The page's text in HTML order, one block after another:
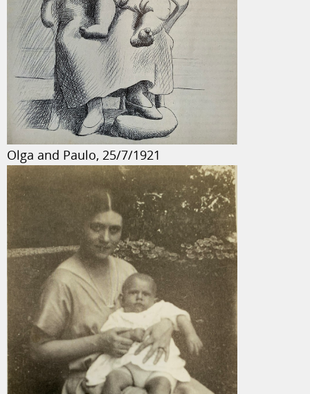
Olga and Paulo, 25/7/1921